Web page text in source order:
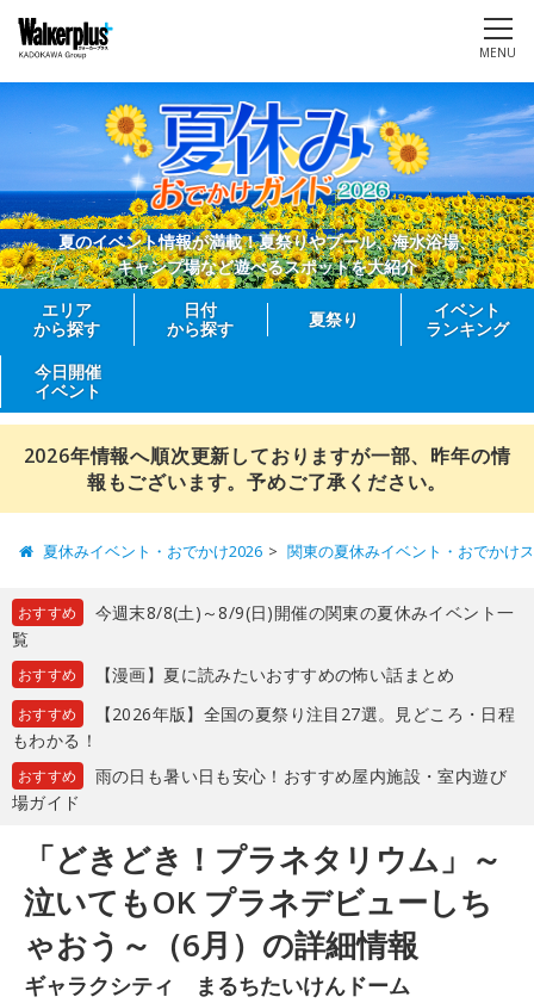
MENU
夏のイベント情報が満載！夏祭りやプール、海水浴場、
キャンプ場など遊べるスポットを大紹介
エリア
から探す
日付
から探す
夏祭り
イベント
ランキング
今日開催
イベント
2026年情報へ順次更新しておりますが一部、昨年の情
報もございます。予めご了承ください。
夏休みイベント・おでかけ2026 関東の夏休みイベント・おでかけ
おすすめ
今週末8/8(土)～8/9(日)開催の関東の夏休みイベント一
覧
おすすめ 【漫画】夏に読みたいおすすめの怖い話まとめ
おすすめ
【2026年版】全国の夏祭り注目27選。見どころ・日程
もわかる！
おすすめ
雨の日も暑い日も安心！おすすめ屋内施設・室内遊び
場ガイド
「どきどき！プラネタリウム」～
泣いてもOK プラネデビューしち
ゃおう～（6月）の詳細情報
ギャラクシティ まるちたいけんドーム